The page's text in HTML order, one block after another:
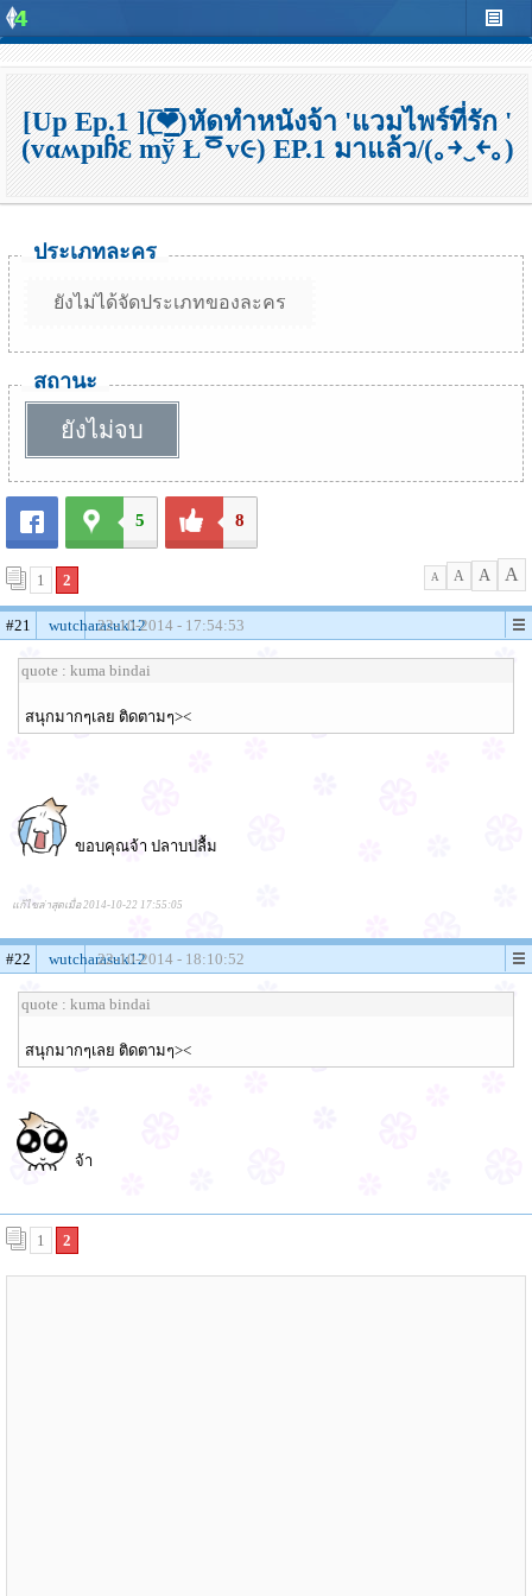
[Up Ep.1 ](̲̅❤̲̅)หัดทำหนังจ้า 'แวมไพร์ที่รัก '
(vαʍpıჩƐ mў Łᅙv૯) EP.1 มาแล้ว/(｡￫‿￩｡)
ประเภทละคร
ยังไม่ได้จัดประเภทของละคร
สถานะ
ยังไม่จบ
5 8
1 2 A A A A
#21 wutcharasuk1222-10-2014 - 17:54:53
quote : kuma bindai
สนุกมากๆเลย ติดตามๆ><
ขอบคุณจ้า ปลาบปลื้ม
แก้ไขล่าสุดเมื่อ 2014-10-22 17:55:05
#22 wutcharasuk1222-10-2014 - 18:10:52
quote : kuma bindai
สนุกมากๆเลย ติดตามๆ><
จ้า
1 2